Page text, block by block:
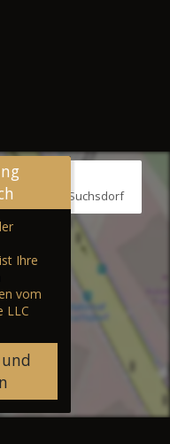
24107 Kiel-Suchsdorf
Ihre
vom
LLC